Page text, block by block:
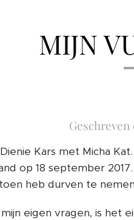
MIJN
Kars met Micha
op 18 september
heb durven te
eigen vragen, is het